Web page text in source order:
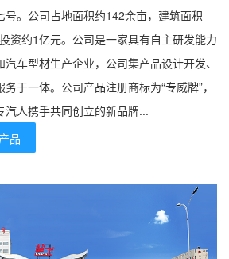
号。公司占地面积约142余亩，建筑面积
资约1亿元。公司是一家具有自主研发能力
车型材生产企业，公司集产品设计开发、
于一体。公司产品注册商标为“专威牌”，
汽人携手共同创立的新品牌...
品